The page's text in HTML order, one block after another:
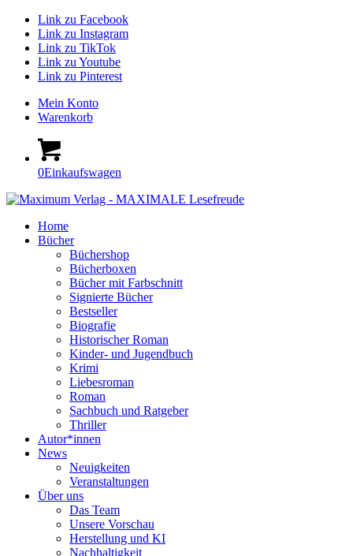
Link zu Facebook
Link zu Instagram
Link zu TikTok
Link zu Youtube
Link zu Pinterest
Mein Konto
Warenkorb
0Einkaufswagen
Home
Bücher
Büchershop
Bücherboxen
Bücher mit Farbschnitt
Signierte Bücher
Bestseller
Biografie
Historischer Roman
Kinder- und Jugendbuch
Krimi
Liebesroman
Roman
Sachbuch und Ratgeber
Thriller
Autor*innen
News
Neuigkeiten
Veranstaltungen
Über uns
Das Team
Unsere Vorschau
Herstellung und KI
Nachhaltigkeit